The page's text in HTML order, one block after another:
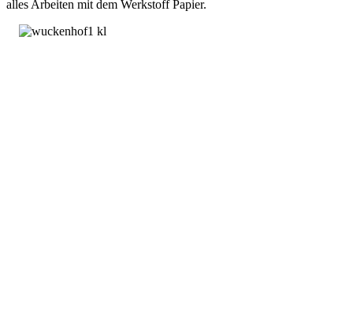
alles Arbeiten mit dem Werkstoff Papier.